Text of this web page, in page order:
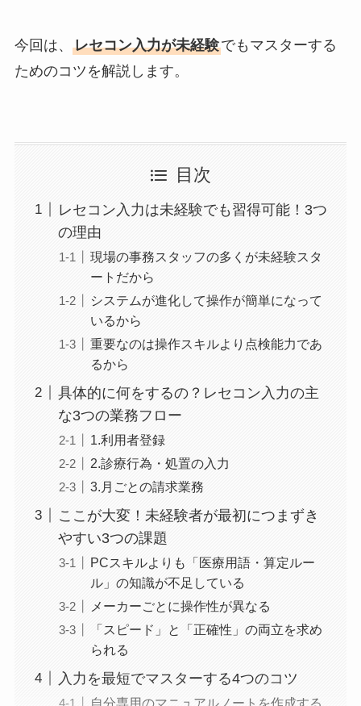
今回は、 レセコン入力が未経験でもマスターする
ためのコツを解説します。
目次
レセコン入力は未経験でも習得可能！3つ
の理由
現場の事務スタッフの多くが未経験スタ
ートだから
システムが進化して操作が簡単になって
いるから
重要なのは操作スキルより点検能力であ
るから
具体的に何をするの？レセコン入力の主
な3つの業務フロー
1.利用者登録
2.診療行為・処置の入力
3.月ごとの請求業務
ここが大変！未経験者が最初につまずき
やすい3つの課題
PCスキルよりも「医療用語・算定ルー
ル」の知識が不足している
メーカーごとに操作性が異なる
「スピード」と「正確性」の両立を求め
られる
入力を最短でマスターする4つのコツ
自分専用のマニュアルノートを作成する